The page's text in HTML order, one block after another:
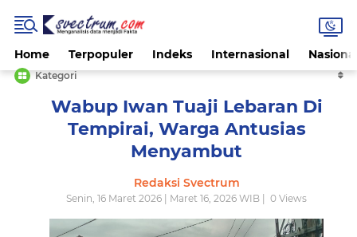
Home Terpopuler Indeks Internasional
Kategori
Wabup Iwan Tuaji Lebaran Di
Tempirai, Warga Antusias
Menyambut
Redaksi Svectrum
Senin, 16 Maret 2026 | Maret 16, 2026 WIB | 0 Views